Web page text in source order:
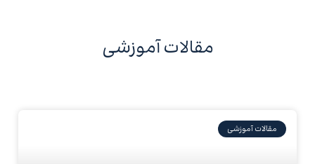
مقالات آموزشی
مقالات آموزشی